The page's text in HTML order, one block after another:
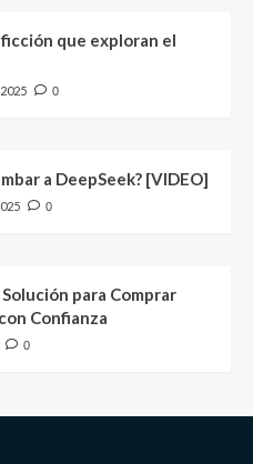
que exploran el
0
a DeepSeek? [VIDEO]
0
para Comprar
Confianza
0